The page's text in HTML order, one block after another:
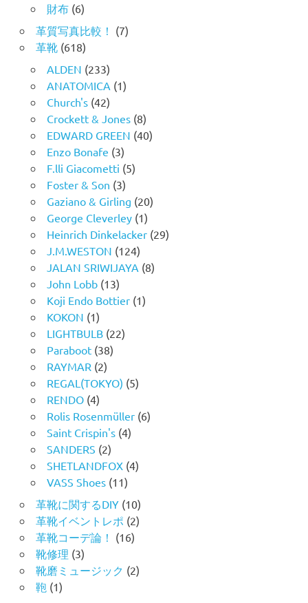
財布(6)
革質写真比較！ (7)
革靴(618)
ALDEN (233)
ANATOMICA (1)
Church's(42)
Crockett & Jones(8)
EDWARD GREEN (40)
Enzo Bonafe (3)
F.lli Giacometti (5)
Foster & Son (3)
Gaziano & Girling (20)
George Cleverley(1)
Heinrich Dinkelacker(29)
J.M.WESTON (124)
JALAN SRIWIJAYA (8)
John Lobb(13)
Koji Endo Bottier(1)
KOKON (1)
LIGHTBULB(22)
Paraboot(38)
RAYMAR (2)
REGAL(TOKYO) (5)
RENDO(4)
Rolis Rosenmüller(6)
Saint Crispin's(4)
SANDERS (2)
SHETLANDFOX(4)
VASS Shoes(11)
革靴に関するDIY(10)
革靴イベントレポ (2)
革靴コーデ論！ (16)
靴修理 (3)
靴磨ミュージック (2)
鞄 (1)